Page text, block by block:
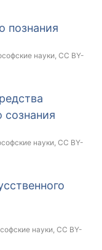
познания
науки, CC BY-
сознания
науки, CC BY-
науки, CC BY-